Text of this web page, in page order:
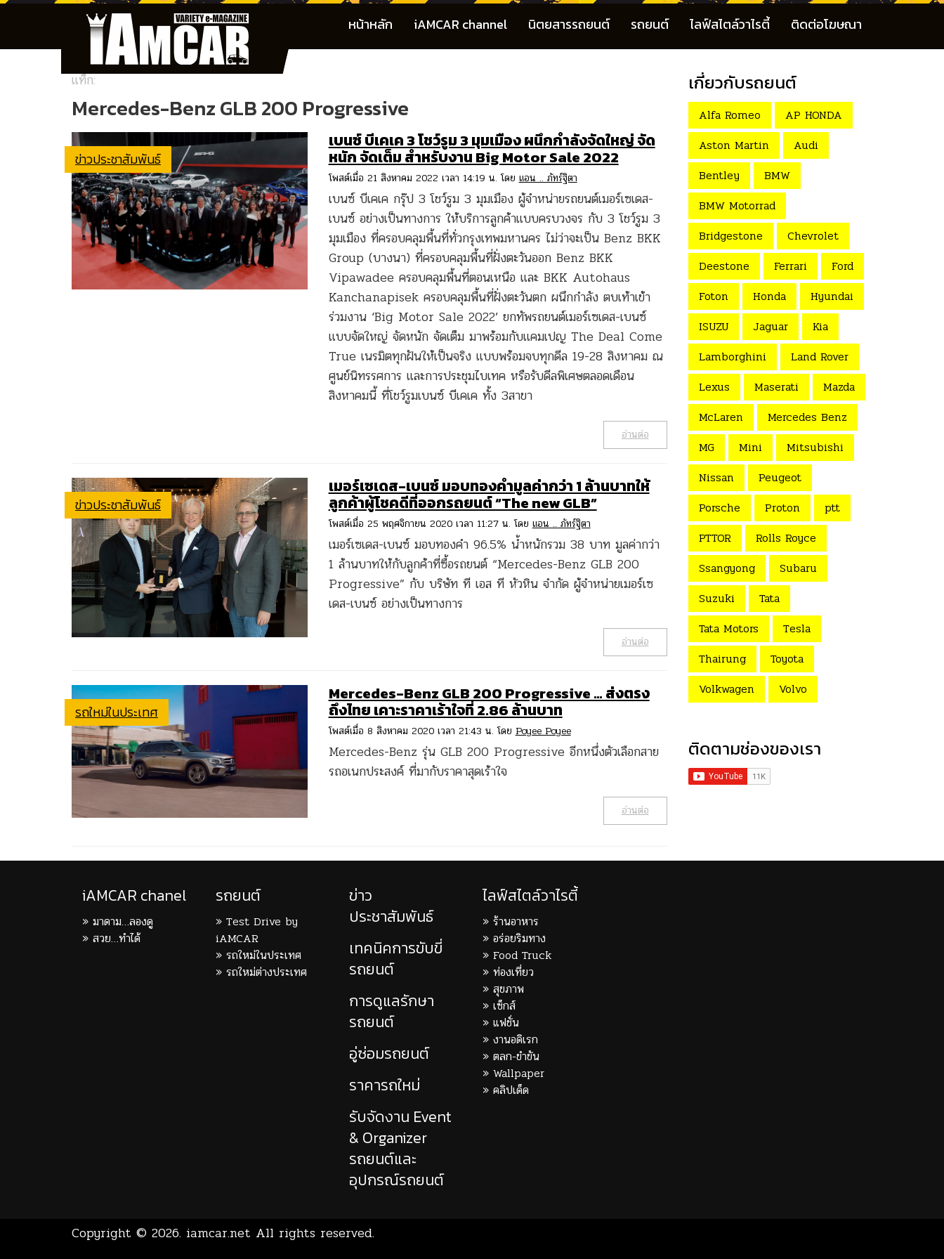
หน้าหลัก iAMCAR channel นิตยสารรถยนต์ รถยนต์ ไลฟ์สไตล์วาไรตี้ ติดต่อโฆษณา
แท็ก:
Mercedes-Benz GLB 200 Progressive
ข่าวประชาสัมพันธ์
เบนซ์ บีเคเค 3 โชว์รูม 3 มุมเมือง ผนึกกำลังจัดใหญ่ จัด
หนัก จัดเต็ม สำหรับงาน Big Motor Sale 2022
โพสต์เมื่อ 21 สิงหาคม 2022 เวลา 14:19 น. โดย แอน .. ภัทร์ฐิตา
เบนซ์ บีเคเค กรุ๊ป 3 โชว์รูม 3 มุมเมือง ผู้จำหน่ายรถยนต์เมอร์เซเดส-
เบนซ์ อย่างเป็นทางการ ให้บริการลูกค้าแบบครบวงจร กับ 3 โชว์รูม 3
มุมเมือง ที่ครอบคลุมพื้นที่ทั่วกรุงเทพมหานคร ไม่ว่าจะเป็น Benz BKK
Group (บางนา) ที่ครอบคลุมพื้นที่ฝั่งตะวันออก Benz BKK
Vipawadee ครอบคลุมพื้นที่ตอนเหนือ และ BKK Autohaus
Kanchanapisek ครอบคลุมพื้นที่ฝั่งตะวันตก ผนึกกำลัง ตบเท้าเข้า
ร่วมงาน ‘Big Motor Sale 2022’ ยกทัพรถยนต์เมอร์เซเดส-เบนซ์
แบบจัดใหญ่ จัดหนัก จัดเต็ม มาพร้อมกับแคมเปญ The Deal Come
True เนรมิตทุกฝันให้เป็นจริง แบบพร้อมจบทุกดีล 19-28 สิงหาคม ณ
ศูนย์นิทรรศการ และการประชุมไบเทค หรือรับดีลพิเศษตลอดเดือน
สิงหาคมนี้ ที่โชว์รูมเบนซ์ บีเคเค ทั้ง 3สาขา
อ่านต่อ
ข่าวประชาสัมพันธ์
เมอร์เซเดส-เบนซ์ มอบทองคำมูลค่ากว่า 1 ล้านบาทให้
ลูกค้าผู้โชคดีที่ออกรถยนต์ “The new GLB”
โพสต์เมื่อ 25 พฤศจิกายน 2020 เวลา 11:27 น. โดย แอน .. ภัทร์ฐิตา
เมอร์เซเดส-เบนซ์ มอบทองคำ 96.5% น้ำหนักรวม 38 บาท มูลค่ากว่า
1 ล้านบาทให้กับลูกค้าที่ซื้อรถยนต์ “Mercedes-Benz GLB 200
Progressive” กับ บริษัท ที เอส ที หัวหิน จำกัด ผู้จำหน่ายเมอร์เซ
เดส-เบนซ์ อย่างเป็นทางการ
อ่านต่อ
รถใหม่ในประเทศ
Mercedes-Benz GLB 200 Progressive … ส่งตรง
ถึงไทย เคาะราคาเร้าใจที่ 2.86 ล้านบาท
โพสต์เมื่อ 8 สิงหาคม 2020 เวลา 21:43 น. โดยPoyee Poyee
Mercedes-Benz รุ่น GLB 200 Progressive อีกหนึ่งตัวเลือกสาย
รถอเนกประสงค์ ที่มากับราคาสุดเร้าใจ
อ่านต่อ
เกี่ยวกับรถยนต์
Alfa Romeo
AP HONDA
Aston Martin
Audi
Bentley
BMW
BMW Motorrad
Bridgestone
Chevrolet
Deestone
Ferrari
Ford
Foton
Honda
Hyundai
ISUZU
Jaguar
Kia
Lamborghini
Land Rover
Lexus
Maserati
Mazda
McLaren
Mercedes Benz
MG
Mini
Mitsubishi
Nissan
Peugeot
Porsche
Proton
ptt
PTTOR
Rolls Royce
Ssangyong
Subaru
Suzuki
Tata
Tata Motors
Tesla
Thairung
Toyota
Volkwagen
Volvo
ติดตามช่องของเรา
iAMCAR chanel
มาดาม…ลองดู
สวย…ทำได้
รถยนต์
Test Drive by
iAMCAR
รถใหม่ในประเทศ
รถใหม่ต่างประเทศ
ข่าว
ประชาสัมพันธ์
เทคนิคการขับขี่
รถยนต์
การดูแลรักษา
รถยนต์
อู่ซ่อมรถยนต์
ราคารถใหม่
รับจัดงาน Event
& Organizer
รถยนต์และ
อุปกรณ์รถยนต์
ไลฟ์สไตล์วาไรตี้
ร้านอาหาร
อร่อยริมทาง
Food Truck
ท่องเที่ยว
สุขภาพ
เซ็กส์
แฟชั่น
งานอดิเรก
ตลก-ขำขัน
Wallpaper
คลิปเด็ด
Copyright © 2026. iamcar.net All rights reserved.